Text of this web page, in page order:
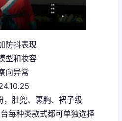
防抖表现
型和妆容
向异常
，肚兜、裹胸、裙子级
每种类款式都可单独选择